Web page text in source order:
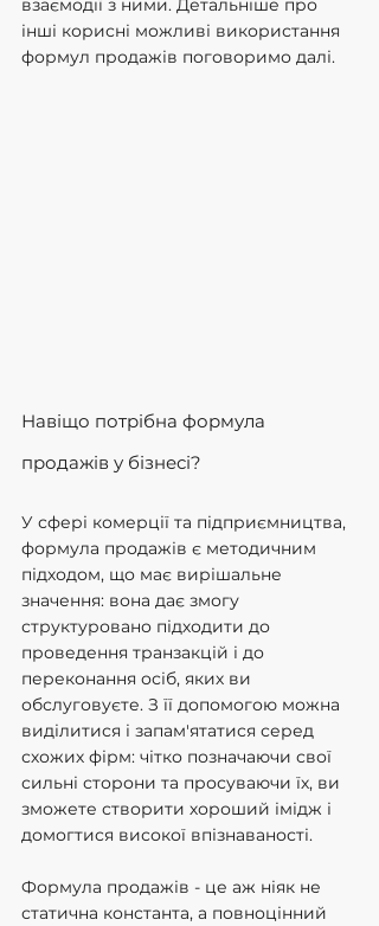
взаємодії з ними. Детальніше про
інші корисні можливі використання
формул продажів поговоримо далі.
Навіщо потрібна формула
продажів у бізнесі?
У сфері комерції та підприємництва,
формула продажів є методичним
підходом, що має вирішальне
значення: вона дає змогу
структуровано підходити до
проведення транзакцій і до
переконання осіб, яких ви
обслуговуєте. З її допомогою можна
виділитися і запам'ятатися серед
схожих фірм: чітко позначаючи свої
сильні сторони та просуваючи їх, ви
зможете створити хороший імідж і
домогтися високої впізнаваності.
Формула продажів - це аж ніяк не
статична константа, а повноцінний